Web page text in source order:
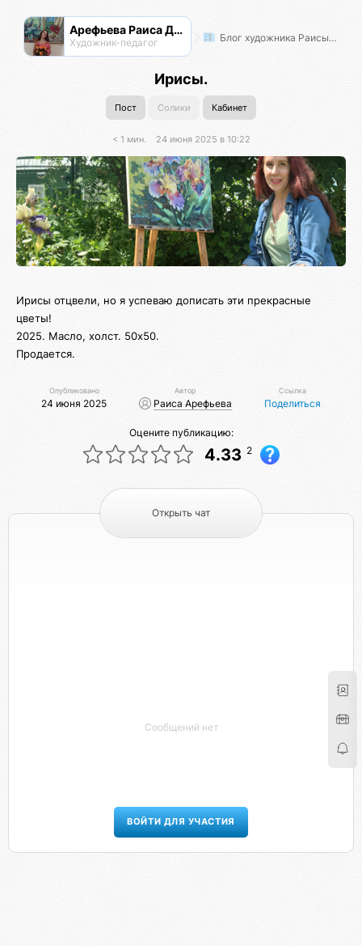
Арефьева Раиса Дмитриевна
Художник-педагог Блог художника Раисы Арефьевой
Ирисы.
Пост Солики Кабинет
< 1 мин. 24 июня 2025 в 10:22
Ирисы отцвели, но я успеваю дописать эти прекрасные
цветы!
2025. Масло, холст. 50х50.
Продается.
Опубликовано
24 июня 2025
Автор
Раиса Арефьева
Ссылка
Поделиться
Оцените публикацию:
4.33 2
Открыть чат
Сообщений нет
ВОЙТИ ДЛЯ УЧАСТИЯ